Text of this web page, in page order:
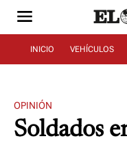
INICIO VEHÍCULOS
OPINIÓN
Soldados